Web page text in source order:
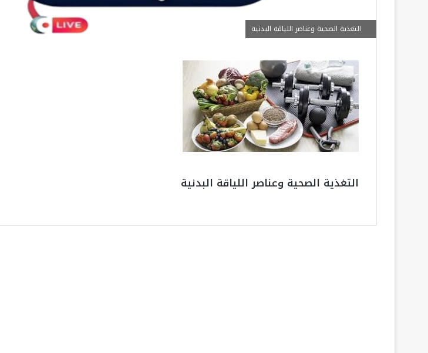
التغذية الصحية وعناصر اللياقة البدنية
التغذية الصحية وعناصر اللياقة البدنية